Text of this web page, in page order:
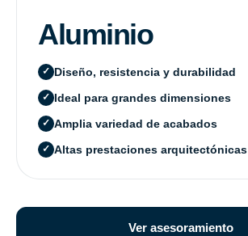
Aluminio
Diseño, resistencia y durabilidad
Ideal para grandes dimensiones
Amplia variedad de acabados
Altas prestaciones arquitectónicas
Ver asesoramiento